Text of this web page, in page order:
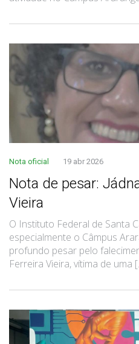
Nota oficial 19 abr 2026
Nota de pesar:
Vieira
O Instituto Federal de Santa
especialmente o Câmpus
profundo pesar pelo
Ferreira Vieira, vítima de uma